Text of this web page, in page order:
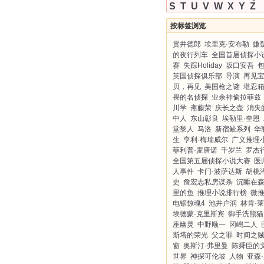
S T U V W X Y Z
按标签浏览
贯井德郎 埃里克·安布勒 嫌
的夜行列车 全国首届侦探小
赛 失踪Holiday 坂口安吾
英国侦探俱乐部 导演 再见宝
贝，再见 美国枪之谜 堪忍箱
畏的名侦探 业余神偷拉菲兹
川学 斋藤荣 庆长之壶 消失
中人
东山彰良 埃勒里·奎恩
堂黎人 马洛 新宿鲛系列
华
生 亨利·梅瑞威尔 广义推理
菲利普·麦唐诺 千岁兰 罗杰
全国第五届侦探小说大赛 医
人事件 卡门·波萨达斯 胡桃
史 詹宏志私房谋杀 沉睡在
里的鱼 推理小说排行榜 微
电锯惊魂4 池井户润 林肯·
埃德蒙·克里斯宾 御手洗熊猫
座幽灵 中野顺一 冈嶋二人
斯塔的荣光 父之罪 时间之贼
窗 奥斯汀·弗里曼 陈舜臣的
世界 神探可伦坡 人物 亚森